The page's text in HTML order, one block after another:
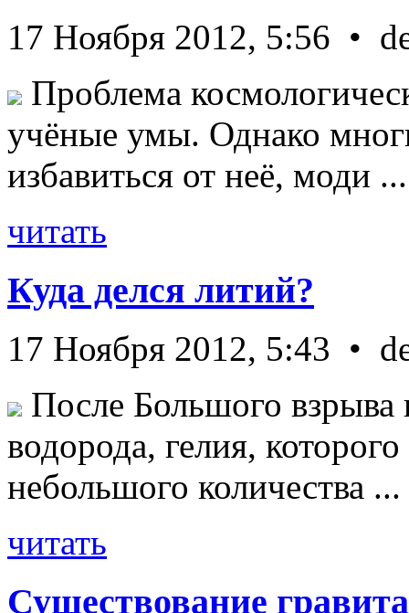
17 Ноября 2012, 5:56 •
Проблема
учёные умы. Однако
избавиться от неё, моди ...
читать
Куда делся литий?
17 Ноября 2012, 5:43 •
После Большого взрыва
водорода, гелия,
небольшого количества ...
читать
Существование